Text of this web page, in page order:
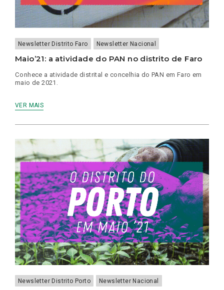
Newsletter Distrito Faro Newsletter Nacional
Maio’21: a atividade do PAN no distrito de Faro
Conhece a atividade distrital e concelhia do PAN em Faro em
maio de 2021.
VER MAIS
Newsletter Distrito Porto Newsletter Nacional